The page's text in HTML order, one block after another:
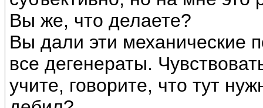
Вы же, что делаете?
Вы дали эти механические
все дегенераты.
учите, говорите, что тут